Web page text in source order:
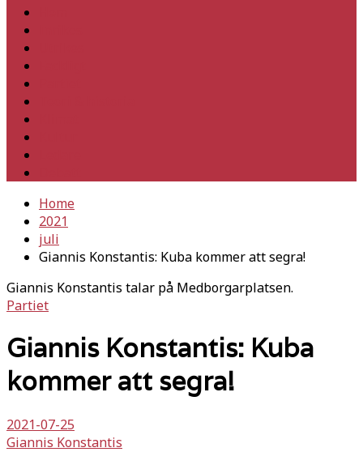
Home
2021
juli
Giannis Konstantis: Kuba kommer att segra!
Giannis Konstantis talar på Medborgarplatsen.
Partiet
Giannis Konstantis: Kuba
kommer att segra!
2021-07-25
Giannis Konstantis